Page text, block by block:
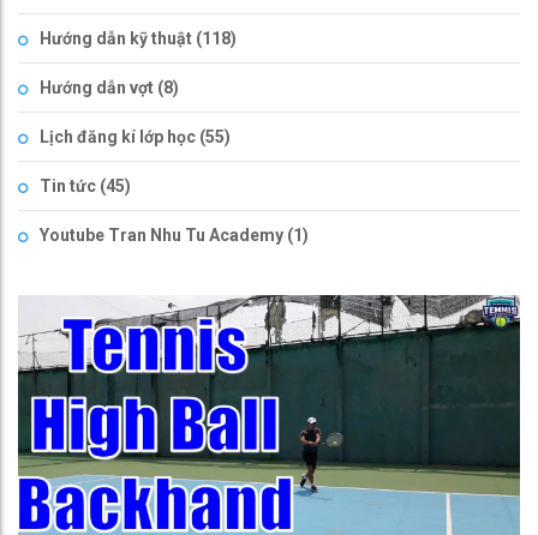
Hướng dẫn kỹ thuật (118)
Hướng dẫn vợt (8)
Lịch đăng kí lớp học (55)
Tin tức (45)
Youtube Tran Nhu Tu Academy (1)